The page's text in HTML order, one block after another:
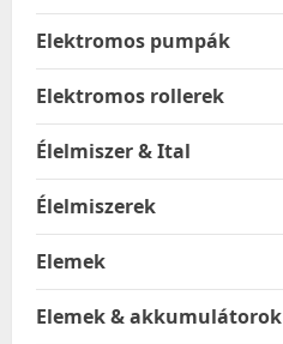
Elektromos pumpák
Elektromos rollerek
Élelmiszer & Ital
Élelmiszerek
Elemek
Elemek & akkumulátorok